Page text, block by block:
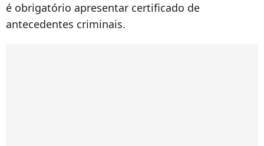
é obrigatório apresentar certificado de
antecedentes criminais.